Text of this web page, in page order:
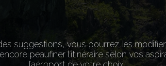
suggestions, vous pourrez les
peaufiner l’itinéraire selon vos